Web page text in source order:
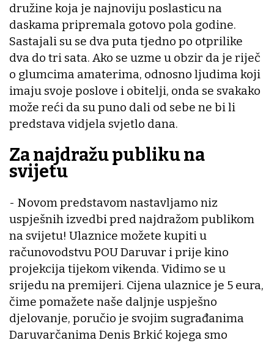
družine koja je najnoviju poslasticu na
daskama pripremala gotovo pola godine.
Sastajali su se dva puta tjedno po otprilike
dva do tri sata. Ako se uzme u obzir da je riječ
o glumcima amaterima, odnosno ljudima koji
imaju svoje poslove i obitelji, onda se svakako
može reći da su puno dali od sebe ne bi li
predstava vidjela svjetlo dana.
Za najdražu publiku na
svijetu
- Novom predstavom nastavljamo niz
uspješnih izvedbi pred najdražom publikom
na svijetu! Ulaznice možete kupiti u
računovodstvu POU Daruvar i prije kino
projekcija tijekom vikenda. Vidimo se u
srijedu na premijeri. Cijena ulaznice je 5 eura,
čime pomažete naše daljnje uspješno
djelovanje, poručio je svojim sugrađanima
Daruvarčanima Denis Brkić kojega smo